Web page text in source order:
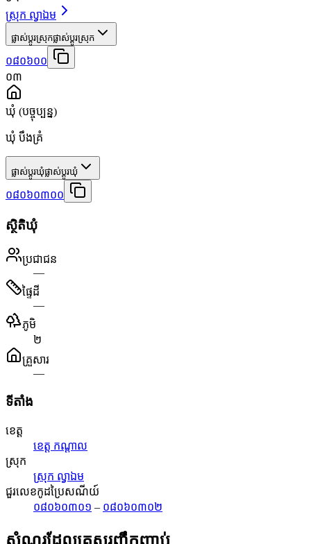
ស្រុក ល្វាឯម
ផ្លាស់ប្តូរស្រុកផ្លាស់ប្តូរស្រុក
០៨០៦០០
០៣
ឃុំ (បច្ចុប្បន្ន)
ឃុំ បឹងគ្រំ
ផ្លាស់ប្តូរឃុំផ្លាស់ប្តូរឃុំ
០៨០៦០៣០០
ស្ថិតិឃុំ
ប្រជាជន
—
ផ្ទៃដី
—
ភូមិ
២
គ្រួសារ
—
ទីតាំង
ខេត្ត
ខេត្ត កណ្តាល
ស្រុក
ស្រុក ល្វាឯម
ជួរលេខកូដប្រៃសណីយ៍
០៨០៦០៣០១ – ០៨០៦០៣០២